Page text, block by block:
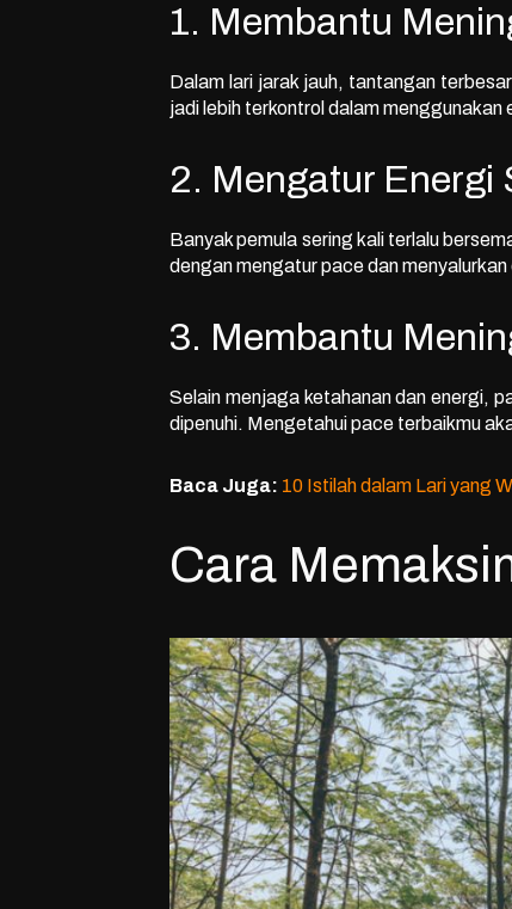
1. Membantu
Dalam lari jarak jauh, tantangan
jadi lebih terkontrol dalam menggunakan
2. Mengatur Energi
Banyak pemula sering kali terlalu
dengan mengatur pace dan
3. Membantu
Selain menjaga ketahanan dan energi,
dipenuhi. Mengetahui pace terbaikmu
Baca Juga: 10 Istilah dalam Lari yang
Cara